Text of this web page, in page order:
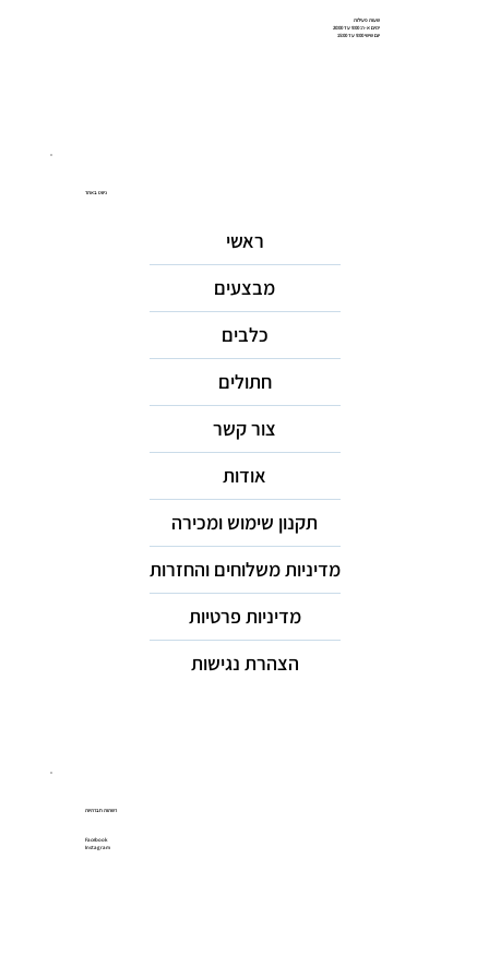
שעות פעילות
ימים א-ה: 9:00 עד 20:00
יום שישי 9:00 עד 15:00
ניווט באתר
ראשי
מבצעים
כלבים
חתולים
צור קשר
אודות
תקנון שימוש ומכירה
מדיניות משלוחים והחזרות
מדיניות פרטיות
הצהרת נגישות
רשתות חברתיות
Facebook
Instagram